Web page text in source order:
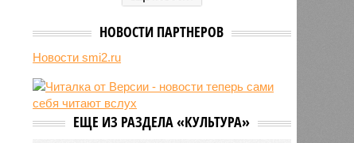
Ямпольская объяснила причины
ведущие вузы страны
06/08
Euractiv: закрытие границы с
экономики Финляндии
06/08
Минобрнауки осенью примет
решение о правилах приёма на
НОВОСТИ ПАРТНЕРОВ
Новости smi2.ru
ЕЩЕ ИЗ РАЗДЕЛА «КУЛЬТУРА»